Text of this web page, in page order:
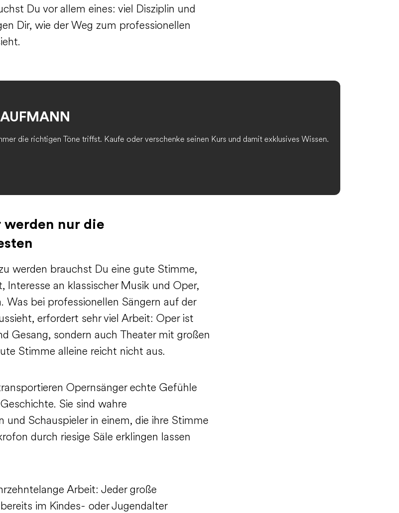
Du vor allem eines: viel Disziplin und
Dir, wie der Weg zum professionellen
die richtigen Töne triffst. Kaufe oder verschenke seinen Kurs und damit exklusives Wissen.
werden nur die
werden brauchst Du eine gute Stimme,
Interesse an klassischer Musik und Oper,
Was bei professionellen Sängern auf der
erfordert sehr viel Arbeit: Oper ist
Gesang, sondern auch Theater mit großen
Stimme alleine reicht nicht aus.
Opernsänger echte Gefühle
Sie sind wahre
und Schauspieler in einem, die ihre Stimme
durch riesige Säle erklingen lassen
Arbeit: Jeder große
im Kindes- oder Jugendalter